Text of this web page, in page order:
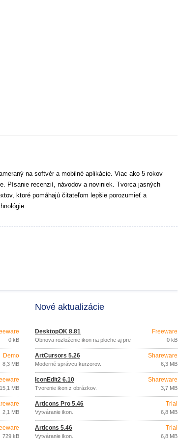
na softvér a mobilné aplikácie. Viac ako 5 rokov
Písanie recenzií, návodov a noviniek. Tvorca jasných
ktoré pomáhajú čitateľom lepšie porozumieť a
0 kB
Demo
8,3 MB
15,1 MB
2,1 MB
729 kB
Nové aktualizácie
DesktopOK 8.81
Obnova rozloženie ikon na ploche aj pre
viac užívateľov.
Freeware
0 kB
ArtCursors 5.26
Moderné správcu kurzorov.
Shareware
6,3 MB
IconEdit2 6.10
Tvorenie ikon z obrázkov.
Shareware
3,7 MB
ArtIcons Pro 5.46
Vytváranie ikon.
Trial
6,8 MB
ArtIcons 5.46
Vytváranie ikon.
Trial
6,8 MB